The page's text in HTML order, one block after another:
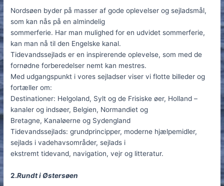
Nordsøen byder på masser af gode oplevelser og sejladsmål,
som kan nås på en almindelig
sommerferie. Har man mulighed for en udvidet sommerferie,
kan man nå til den Engelske kanal.
Tidevandssejlads er en inspirerende oplevelse, som med de
fornødne forberedelser nemt kan mestres.
Med udgangspunkt i vores sejladser viser vi flotte billeder og
fortæller om:
Destinationer: Helgoland, Sylt og de Frisiske øer, Holland –
kanaler og indsøer, Belgien, Normandiet og
Bretagne, Kanaløerne og Sydengland
Tidevandssejlads: grundprincipper, moderne hjælpemidler,
sejlads i vadehavsområder, sejlads i
ekstremt tidevand, navigation, vejr og litteratur.
2.Rundt i Østersøen